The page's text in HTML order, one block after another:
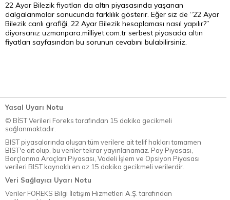
22 Ayar Bilezik fiyatları da altın piyasasında yaşanan
dalgalanmalar sonucunda farklılık gösterir. Eğer siz de “22 Ayar
Bilezik canlı grafiği, 22 Ayar Bilezik hesaplaması nasıl yapılır?”
diyorsanız uzmanpara.milliyet.com.tr serbest piyasada altın
fiyatları sayfasından bu sorunun cevabını bulabilirsiniz.
Yasal Uyarı Notu
© BİST Verileri Foreks tarafından 15 dakika gecikmeli
sağlanmaktadır.
BIST piyasalarında oluşan tüm verilere ait telif hakları tamamen
BIST'e ait olup, bu veriler tekrar yayınlanamaz. Pay Piyasası,
Borçlanma Araçları Piyasası, Vadeli İşlem ve Opsiyon Piyasası
verileri BIST kaynaklı en az 15 dakika gecikmeli verilerdir.
Veri Sağlayıcı Uyarı Notu
Veriler FOREKS Bilgi İletişim Hizmetleri A.Ş. tarafından